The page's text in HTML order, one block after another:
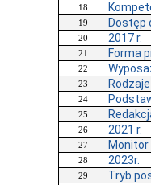
18
19
Dostęp
20
2017 r.
21
Forma
22
23
24
25
26
2021 r.
27
Monitor
28
2023r.
29
Tryb